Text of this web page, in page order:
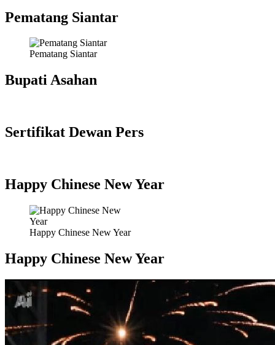
Pematang Siantar
Pematang Siantar
Bupati Asahan
Sertifikat Dewan Pers
Happy Chinese New Year
Happy Chinese New Year
Happy Chinese New Year